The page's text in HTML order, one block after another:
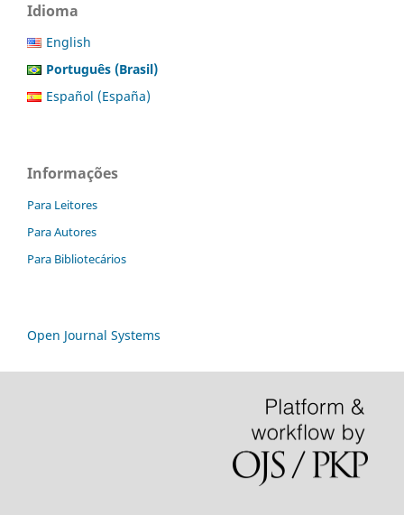
Idioma
English
Português (Brasil)
Español (España)
Informações
Para Leitores
Para Autores
Para Bibliotecários
Open Journal Systems